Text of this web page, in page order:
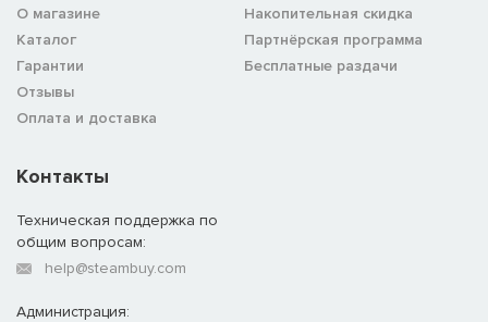
О магазине
Каталог
Гарантии
Отзывы
Оплата и доставка
Накопительная скидка
Партнёрская программа
Бесплатные раздачи
Контакты
Техническая поддержка по
общим вопросам:
help@steambuy.com
Администрация: